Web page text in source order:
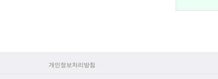
개인정보처리방침